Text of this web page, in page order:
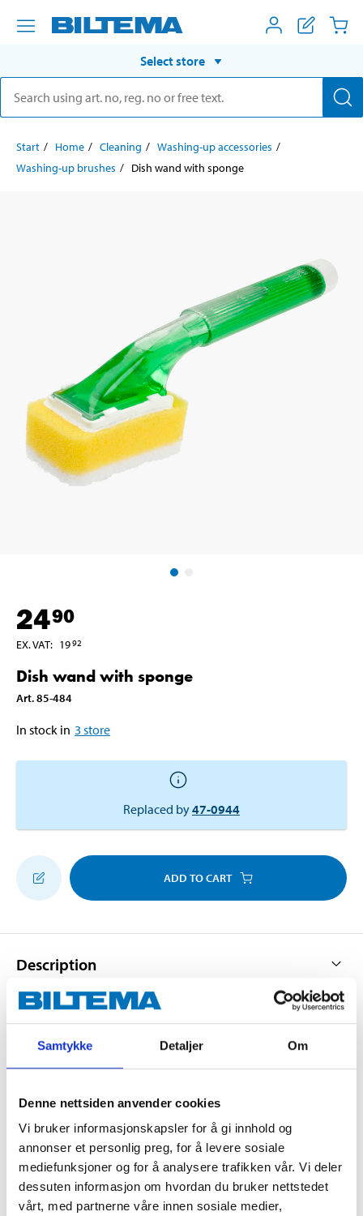
Samtykke Detaljer Om
Denne nettsiden anvender cookies
Vi bruker informasjonskapsler for å gi innhold og
annonser et personlig preg, for å levere sosiale
mediefunksjoner og for å analysere trafikken vår. Vi deler
dessuten informasjon om hvordan du bruker nettstedet
vårt, med partnerne våre innen sosiale medier,
Select store
Start Home Cleaning
Washing-up accessories
Washing-up brushes
Dish wand with sponge
2490
EX. VAT: 1992
Dish wand with sponge
Art.85-484
In stock in 3 store
Replaced by47-0944
ADD TO CART
Description
washing-up liquid. A good amount of liquid comes
out of the sponge when pressure is applied.
Technical specifications
Material PP plastic, PU foam